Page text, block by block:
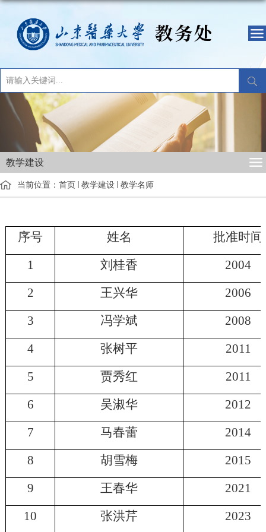
教学建设
当前位置： 首页 教学建设 教学名师
序号 姓名
批准时间
1
刘桂香
2004
2
王兴华
2006
3
冯学斌
2008
4
张树平
2011
5
贾秀红
2011
6
吴淑华
2012
7
马春蕾
2014
8
胡雪梅
2015
9
王春华
2021
10
张洪芹 2023